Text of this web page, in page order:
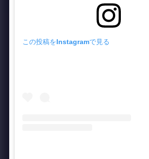
この投稿をInstagramで見る